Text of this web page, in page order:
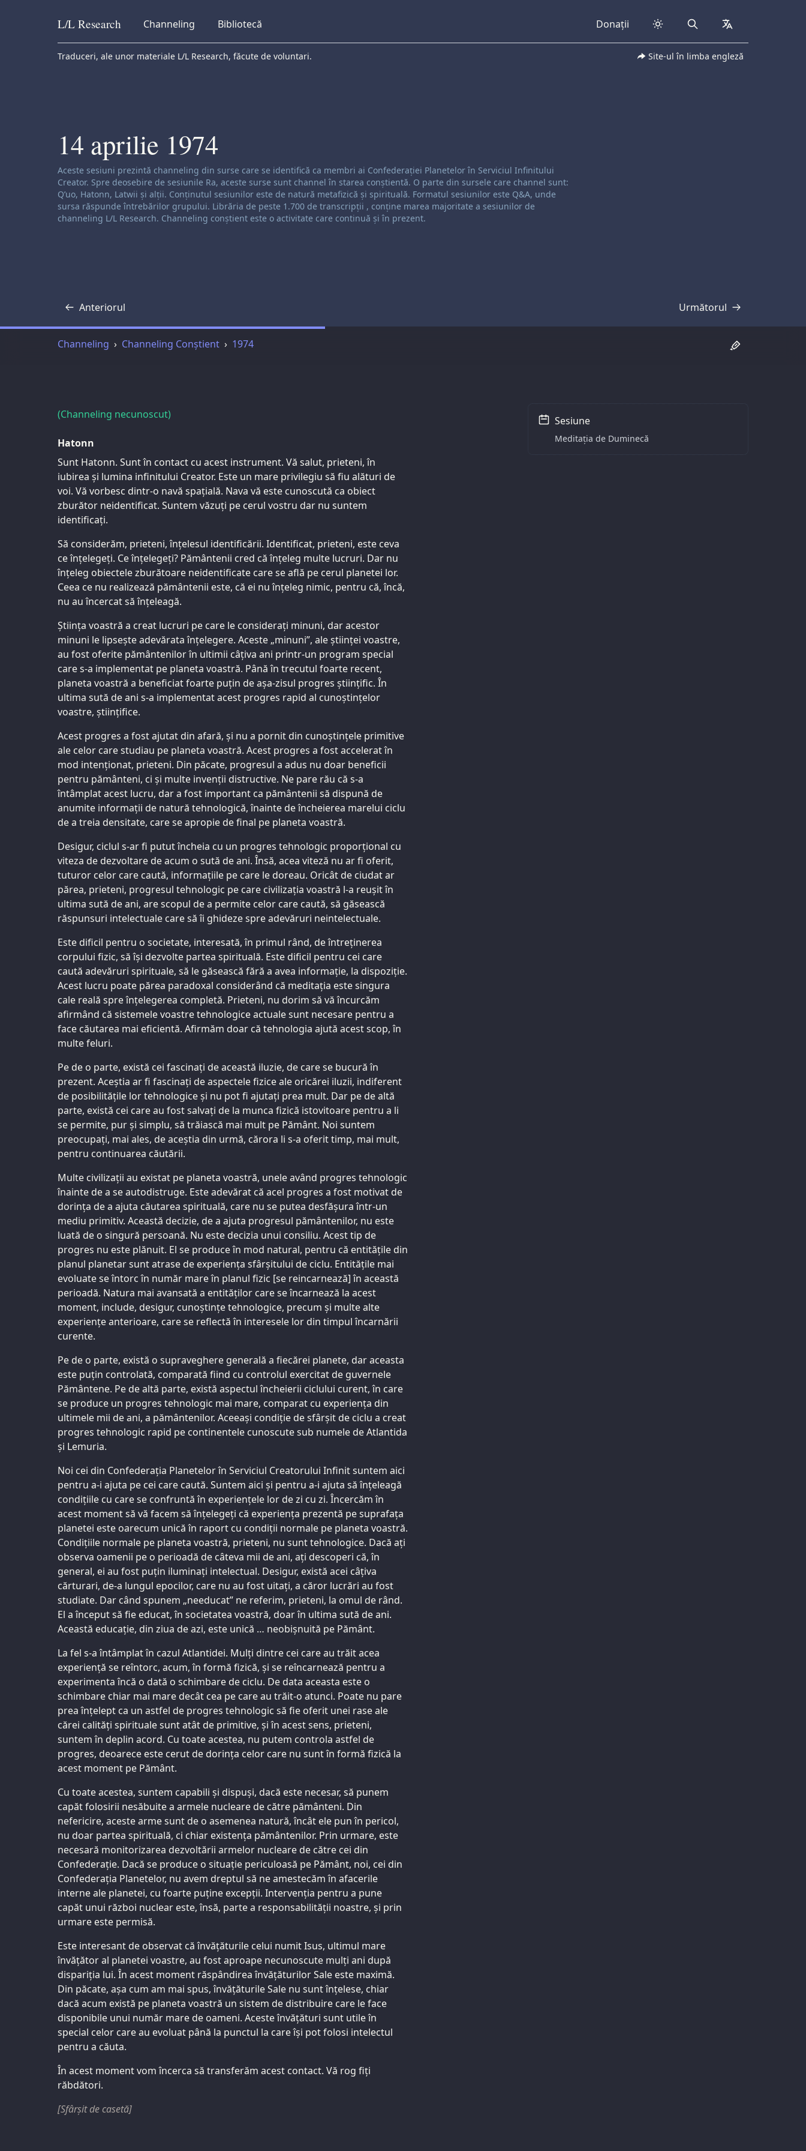
Skip to content
L/L Research Channeling Bibliotecă Donații Search collapsed
Traduceri, ale unor materiale L/L Research, făcute de voluntari. Site-ul în limba engleză
14 aprilie 1974
Exonerare de responsabilitate privind canalizarea:
Aceste sesiuni prezintă channeling din surse care se identifică ca membri ai Confederației Planetelor în Serviciul Infinitului
Creator. Spre deosebire de sesiunile Ra, aceste surse sunt channel în starea conștientă. O parte din sursele care channel sunt:
Q’uo, Hatonn, Latwii și alții. Conținutul sesiunilor este de natură metafizică și spirituală. Formatul sesiunilor este Q&A, unde
sursa răspunde întrebărilor grupului. Librăria de peste 1.700 de transcripții , conține marea majoritate a sesiunilor de
channeling L/L Research. Channeling conștient este o activitate care continuă și în prezent.
Anteriorul
Transcriere Următorul
Transcriere
Channeling Channeling Conștient 1974
(Channeling necunoscut)
Hatonn
Sunt Hatonn. Sunt în contact cu acest instrument. Vă salut, prieteni, în
iubirea și lumina infinitului Creator. Este un mare privilegiu să fiu alături de
voi. Vă vorbesc dintr-o navă spațială. Nava vă este cunoscută ca obiect
zburător neidentificat. Suntem văzuți pe cerul vostru dar nu suntem
identificați.
Să considerăm, prieteni, înțelesul identificării. Identificat, prieteni, este ceva
ce înțelegeți. Ce înțelegeți? Pământenii cred că înțeleg multe lucruri. Dar nu
înțeleg obiectele zburătoare neidentificate care se află pe cerul planetei lor.
Ceea ce nu realizează pământenii este, că ei nu înțeleg nimic, pentru că, încă,
nu au încercat să înțeleagă.
Știința voastră a creat lucruri pe care le considerați minuni, dar acestor
minuni le lipsește adevărata înțelegere. Aceste „minuni”, ale științei voastre,
au fost oferite pământenilor în ultimii câțiva ani printr-un program special
care s-a implementat pe planeta voastră. Până în trecutul foarte recent,
planeta voastră a beneficiat foarte puțin de așa-zisul progres științific. În
ultima sută de ani s-a implementat acest progres rapid al cunoștințelor
voastre, științifice.
Acest progres a fost ajutat din afară, și nu a pornit din cunoștințele primitive
ale celor care studiau pe planeta voastră. Acest progres a fost accelerat în
mod intenționat, prieteni. Din păcate, progresul a adus nu doar beneficii
pentru pământeni, ci și multe invenții distructive. Ne pare rău că s-a
întâmplat acest lucru, dar a fost important ca pământenii să dispună de
anumite informații de natură tehnologică, înainte de încheierea marelui ciclu
de a treia densitate, care se apropie de final pe planeta voastră.
Desigur, ciclul s-ar fi putut încheia cu un progres tehnologic proporțional cu
viteza de dezvoltare de acum o sută de ani. Însă, acea viteză nu ar fi oferit,
tuturor celor care caută, informațiile pe care le doreau. Oricât de ciudat ar
părea, prieteni, progresul tehnologic pe care civilizația voastră l-a reușit în
ultima sută de ani, are scopul de a permite celor care caută, să găsească
răspunsuri intelectuale care să îi ghideze spre adevăruri neintelectuale.
Este dificil pentru o societate, interesată, în primul rând, de întreținerea
corpului fizic, să își dezvolte partea spirituală. Este dificil pentru cei care
caută adevăruri spirituale, să le găsească fără a avea informație, la dispoziție.
Acest lucru poate părea paradoxal considerând că meditația este singura
cale reală spre înțelegerea completă. Prieteni, nu dorim să vă încurcăm
afirmând că sistemele voastre tehnologice actuale sunt necesare pentru a
face căutarea mai eficientă. Afirmăm doar că tehnologia ajută acest scop, în
multe feluri.
Pe de o parte, există cei fascinați de această iluzie, de care se bucură în
prezent. Aceștia ar fi fascinați de aspectele fizice ale oricărei iluzii, indiferent
de posibilitățile lor tehnologice și nu pot fi ajutați prea mult. Dar pe de altă
parte, există cei care au fost salvați de la munca fizică istovitoare pentru a li
se permite, pur și simplu, să trăiască mai mult pe Pământ. Noi suntem
preocupați, mai ales, de aceștia din urmă, cărora li s-a oferit timp, mai mult,
pentru continuarea căutării.
Multe civilizații au existat pe planeta voastră, unele având progres tehnologic
înainte de a se autodistruge. Este adevărat că acel progres a fost motivat de
dorința de a ajuta căutarea spirituală, care nu se putea desfășura într-un
mediu primitiv. Această decizie, de a ajuta progresul pământenilor, nu este
luată de o singură persoană. Nu este decizia unui consiliu. Acest tip de
progres nu este plănuit. El se produce în mod natural, pentru că entitățile din
planul planetar sunt atrase de experiența sfârșitului de ciclu. Entitățile mai
evoluate se întorc în număr mare în planul fizic [se reincarnează] în această
perioadă. Natura mai avansată a entităților care se încarnează la acest
moment, include, desigur, cunoștințe tehnologice, precum și multe alte
experiențe anterioare, care se reflectă în interesele lor din timpul încarnării
curente.
Pe de o parte, există o supraveghere generală a fiecărei planete, dar aceasta
este puțin controlată, comparată fiind cu controlul exercitat de guvernele
Pământene. Pe de altă parte, există aspectul încheierii ciclului curent, în care
se produce un progres tehnologic mai mare, comparat cu experiența din
ultimele mii de ani, a pământenilor. Aceeași condiție de sfârșit de ciclu a creat
progres tehnologic rapid pe continentele cunoscute sub numele de Atlantida
și Lemuria.
Noi cei din Confederația Planetelor în Serviciul Creatorului Infinit suntem aici
pentru a-i ajuta pe cei care caută. Suntem aici și pentru a-i ajuta să înțeleagă
condițiile cu care se confruntă în experiențele lor de zi cu zi. Încercăm în
acest moment să vă facem să înțelegeți că experiența prezentă pe suprafața
planetei este oarecum unică în raport cu condiții normale pe planeta voastră.
Condițiile normale pe planeta voastră, prieteni, nu sunt tehnologice. Dacă ați
observa oamenii pe o perioadă de câteva mii de ani, ați descoperi că, în
general, ei au fost puțin iluminați intelectual. Desigur, există acei câțiva
cărturari, de-a lungul epocilor, care nu au fost uitați, a căror lucrări au fost
studiate. Dar când spunem „needucat” ne referim, prieteni, la omul de rând.
El a început să fie educat, în societatea voastră, doar în ultima sută de ani.
Această educație, din ziua de azi, este unică … neobișnuită pe Pământ.
La fel s-a întâmplat în cazul Atlantidei. Mulți dintre cei care au trăit acea
experiență se reîntorc, acum, în formă fizică, și se reîncarnează pentru a
experimenta încă o dată o schimbare de ciclu. De data aceasta este o
schimbare chiar mai mare decât cea pe care au trăit-o atunci. Poate nu pare
prea înțelept ca un astfel de progres tehnologic să fie oferit unei rase ale
cărei calități spirituale sunt atât de primitive, și în acest sens, prieteni,
suntem în deplin acord. Cu toate acestea, nu putem controla astfel de
progres, deoarece este cerut de dorința celor care nu sunt în formă fizică la
acest moment pe Pământ.
Cu toate acestea, suntem capabili și dispuși, dacă este necesar, să punem
capăt folosirii nesăbuite a armele nucleare de către pământeni. Din
nefericire, aceste arme sunt de o asemenea natură, încât ele pun în pericol,
nu doar partea spirituală, ci chiar existența pământenilor. Prin urmare, este
necesară monitorizarea dezvoltării armelor nucleare de către cei din
Confederație. Dacă se produce o situație periculoasă pe Pământ, noi, cei din
Confederația Planetelor, nu avem dreptul să ne amestecăm în afacerile
interne ale planetei, cu foarte puține excepții. Intervenția pentru a pune
capăt unui război nuclear este, însă, parte a responsabilității noastre, și prin
urmare este permisă.
Este interesant de observat că învățăturile celui numit Isus, ultimul mare
învățător al planetei voastre, au fost aproape necunoscute mulți ani după
dispariția lui. În acest moment răspândirea învățăturilor Sale este maximă.
Din păcate, așa cum am mai spus, învățăturile Sale nu sunt înțelese, chiar
dacă acum există pe planeta voastră un sistem de distribuire care le face
disponibile unui număr mare de oameni. Aceste învățături sunt utile în
special celor care au evoluat până la punctul la care își pot folosi intelectul
pentru a căuta.
În acest moment vom încerca să transferăm acest contact. Vă rog fiți
răbdători.
[Sfârșit de casetă]
Sesiune
Meditația de Duminecă